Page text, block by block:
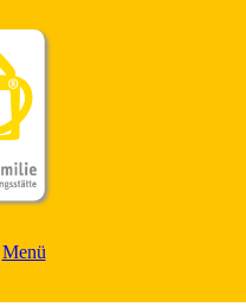
Menü